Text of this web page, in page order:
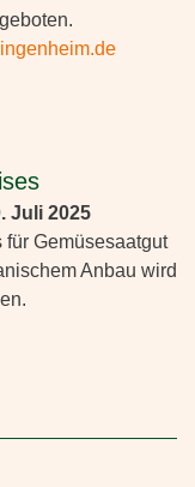
Juli 2025
für Gemüsesaatgut
Anbau wird